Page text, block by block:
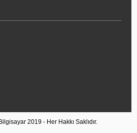
2019 - Her Hakkı Saklıdır.